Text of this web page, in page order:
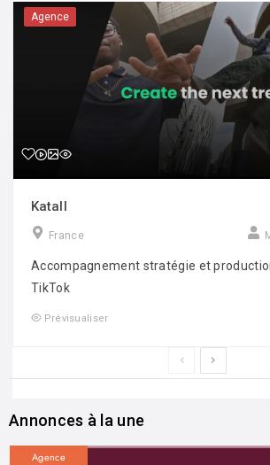
Agence
Katall
France
Accompagnement stratégie et
TikTok
Prévisualiser
Annonces à la une
Agence